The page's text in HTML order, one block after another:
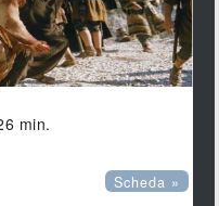
min.
Scheda »